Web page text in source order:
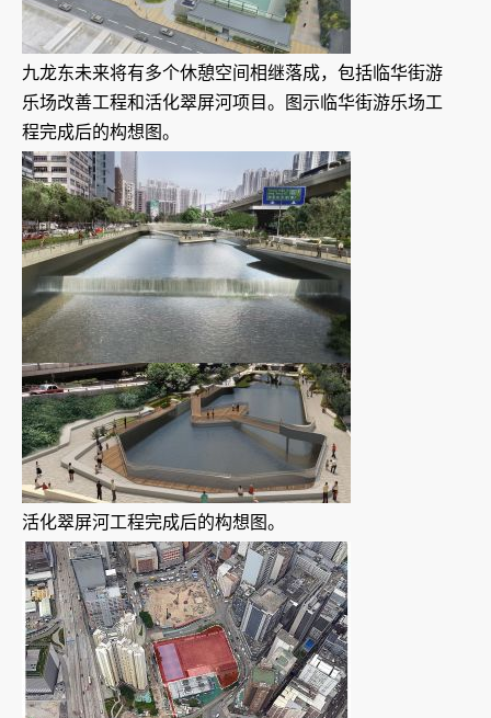
九龙东未来将有多个休憩空间相继落成，包括临华街游
乐场改善工程和活化翠屏河项目。图示临华街游乐场工
程完成后的构想图。
活化翠屏河工程完成后的构想图。